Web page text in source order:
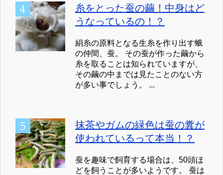
糸をとった蚕の繭！中身はど
うなっているの！？
絹糸の原料となる生糸を作り出す蛾
の仲間、蚕。 その蚕が作った繭から
糸を取ることは知られていますが、
その繭の中までは見たことのない方
が多い事でしょう。 ...
抹茶やガムの緑色は蚕の糞が
使われているって本当！？
蚕を趣味で飼育する場合は、50頭ほ
どを飼うことが多いようです。 蚕は